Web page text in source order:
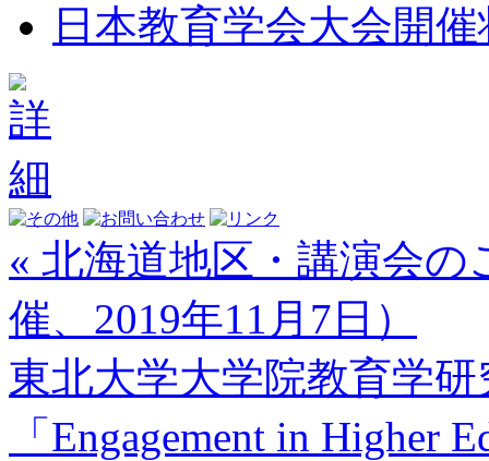
日本教育学会大会開
« 北海道地区・講演会
催、2019年11月7日）
東北大学大学院教育学
「Engagement in Higher